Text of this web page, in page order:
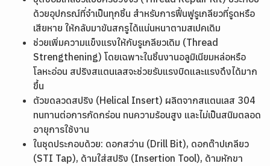
ด้วยอุปกรณ์ที่จำเป็นทุกชิ้น สำหรับการฟื้นฟูรูเกลียวที่รูดหรือ
เสียหาย ให้กลับมาขันสกรูได้แน่นหนาตามสเปคเดิม
ช่วยเพิ่มความแข็งแรงให้กับรูเกลียวเดิม (Thread
Strengthening) โดยเฉพาะในชิ้นงานอลูมิเนียมหล่อหรือ
โลหะอ่อน สปริงสแตนเลสจะช่วยรับแรงบิดและแรงดึงได้มาก
ขึ้น
ตัวขดลวดสปริง (Helical Insert) ผลิตจากสแตนเลส 304
ทนทานต่อการกัดกร่อน ทนความร้อนสูง และไม่เป็นสนิมตลอด
อายุการใช้งาน
ในชุดประกอบด้วย: ดอกสว่าน (Drill Bit), ดอกต๊าปเกลียว
(STI Tap), ด้ามใส่สปริง (Insertion Tool), ด้ามหักขา